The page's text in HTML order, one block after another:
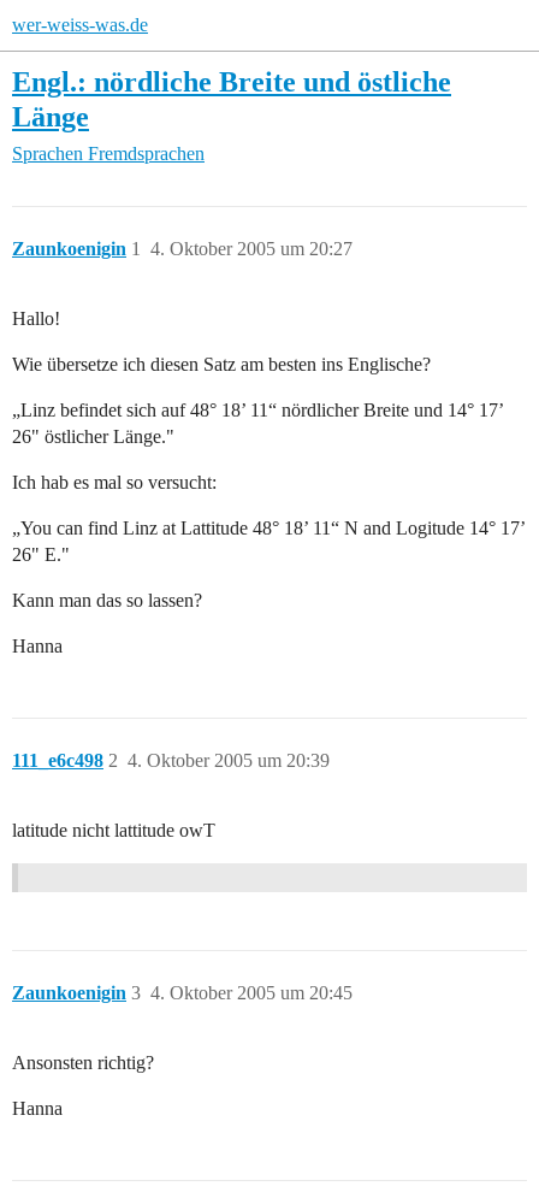
wer-weiss-was.de
Engl.: nördliche Breite und östliche
Länge
Sprachen Fremdsprachen
Zaunkoenigin 4. Oktober 2005 um 20:27
1
Hallo!
Wie übersetze ich diesen Satz am besten ins Englische?
„Linz befindet sich auf 48° 18’ 11“ nördlicher Breite und 14° 17’
26" östlicher Länge."
Ich hab es mal so versucht:
„You can find Linz at Lattitude 48° 18’ 11“ N and Logitude 14° 17’
26" E."
Kann man das so lassen?
Hanna
111_e6c498 4. Oktober 2005 um 20:39
2
latitude nicht lattitude owT
Zaunkoenigin 4. Oktober 2005 um 20:45
3
Ansonsten richtig?
Hanna